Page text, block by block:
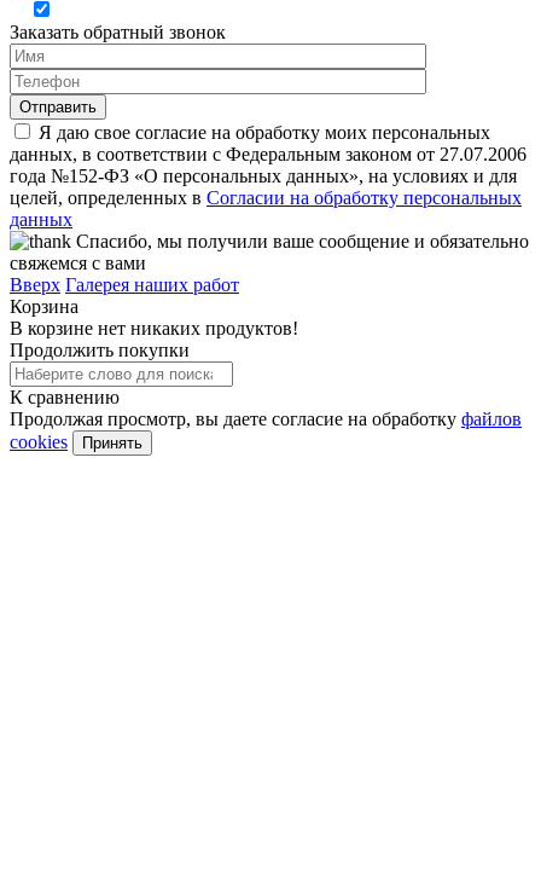
Заказать обратный звонок
Я даю свое согласие на обработку моих персональных
данных, в соответствии с Федеральным законом от 27.07.2006
года №152-ФЗ «О персональных данных», на условиях и для
целей, определенных в Согласии на обработку персональных
данных
Спасибо, мы получили ваше сообщение и обязательно
свяжемся с вами
Вверх Галерея наших работ
Корзина
В корзине нет никаких продуктов!
Продолжить покупки
К сравнению
Продолжая просмотр, вы даете согласие на обработку файлов
cookies
Принять